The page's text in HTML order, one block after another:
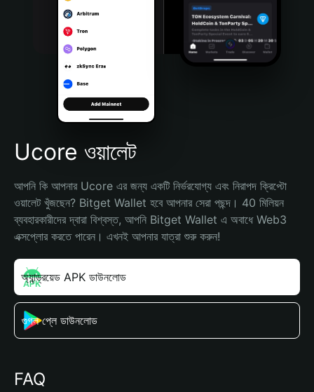
Bahasa Indonesia
Português (Brasil)
Español (Argentina)
Ucore ওয়ালেট
আপনি কি আপনার Ucore এর জন্য একটি নির্ভরযোগ্য এবং নিরাপদ ক্রিপ্টো
ওয়ালেট খুঁজছেন? Bitget Wallet হবে আপনার সেরা পছন্দ। 40 মিলিয়ন
ব্যবহারকারীদের দ্বারা বিশ্বস্ত, আপনি Bitget Wallet এ অবাধে Web3
এক্সপ্লোর করতে পারেন। এখনই আপনার যাত্রা শুরু করুন!
অ্যান্ড্রয়েড APK ডাউনলোড
গুগল প্লে ডাউনলোড
FAQ